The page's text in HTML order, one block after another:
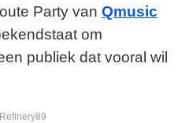
Party van Qmusic
om
publiek dat vooral wil